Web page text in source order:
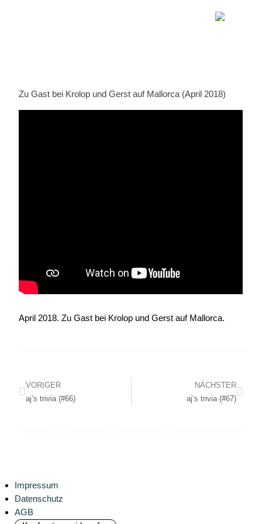
Zu Gast bei Krolop und Gerst auf Mallorca (April 2018)
April 2018. Zu Gast bei Krolop und Gerst auf Mallorca.
VORIGER
aj’s trivia (#66)
NÄCHSTER
aj’s trivia (#67)
Impressum
Datenschutz
AGB